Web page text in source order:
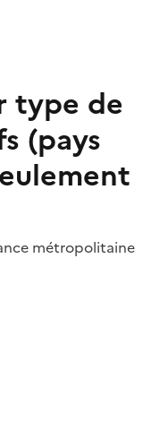
type de
(pays
métropolitaine